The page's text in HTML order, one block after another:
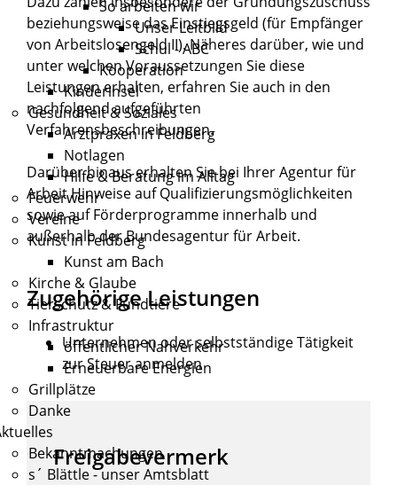
So arbeiten wir
Unser Leitbild
Schul - ABC
Kooperation
Kinderinsel
Gesundheit & Soziales
Arztpraxen in Feldberg
Notlagen
Hilfe & Beratung im Alltag
Feuerwehr
Vereine
Kunst in Feldberg
Kunst am Bach
Kirche & Glaube
Tierschutz & Fundtiere
Infrastruktur
öffentlicher Nahverkehr
Erneuerbare Energien
Grillplätze
Danke
Bekanntmachungen
s´ Blättle - unser Amtsblatt
beziehungsweise das Einstiegsgeld (für Empfänger
von Arbeitslosengeld II). Näheres darüber, wie und
unter welchen Voraussetzungen Sie diese
Leistungen erhalten, erfahren Sie auch in den
nachfolgend aufgeführten
Verfahrensbeschreibungen.
Darüber hinaus erhalten Sie bei Ihrer Agentur für
Arbeit Hinweise auf Qualifizierungsmöglichkeiten
sowie auf Förderprogramme innerhalb und
außerhalb der Bundesagentur für Arbeit.
Zugehörige Leistungen
Unternehmen oder selbstständige Tätigkeit
zur Steuer anmelden
Freigabevermerk